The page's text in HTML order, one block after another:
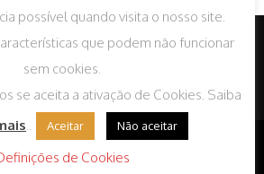
Privacidade
Cookies
Gerais de Venda
de reclamações
possível quando visita o nosso site.
que podem não funcionar
sem cookies.
se aceita a ativação de Cookies. Saiba
Aceitar Não aceitar
de Cookies